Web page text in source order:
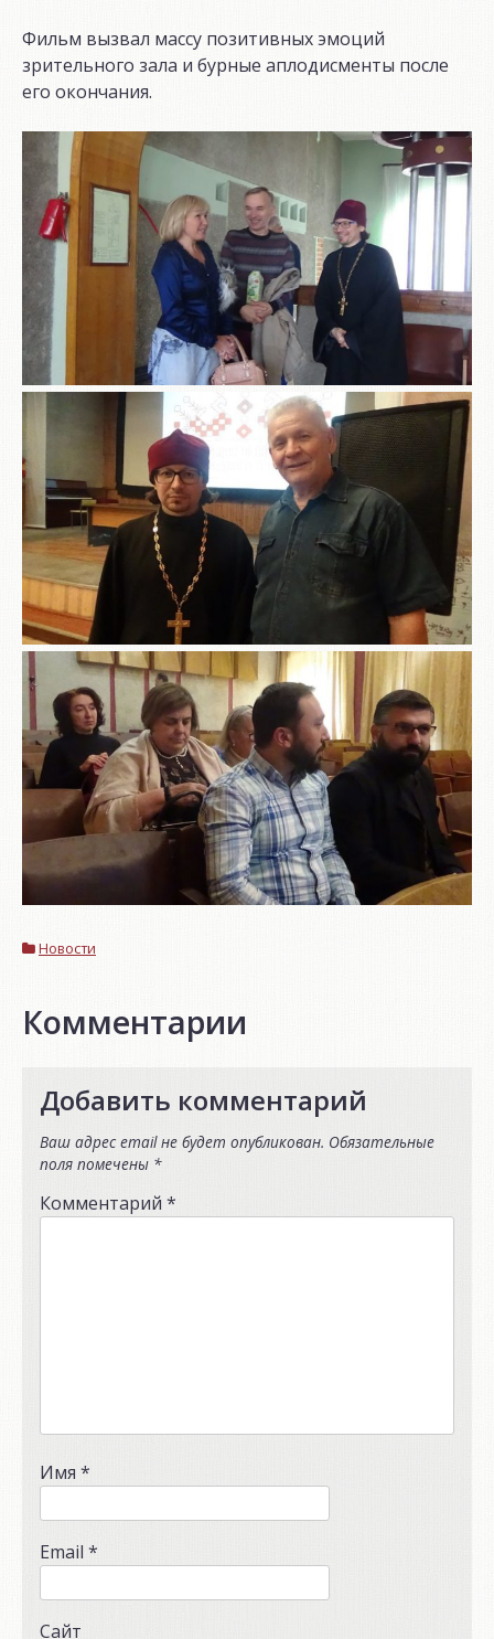
Фильм вызвал массу позитивных эмоций
зрительного зала и бурные аплодисменты после
его окончания.
Новости
Комментарии
Добавить комментарий
Ваш адрес email не будет опубликован. Обязательные
поля помечены *
Комментарий *
Имя *
Email *
Сайт